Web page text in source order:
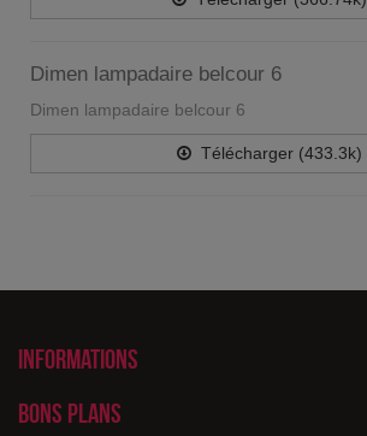
Dimen lampadaire belcour 6
Dimen lampadaire belcour 6
Télécharger (433.3k)
Informations
Bons plans